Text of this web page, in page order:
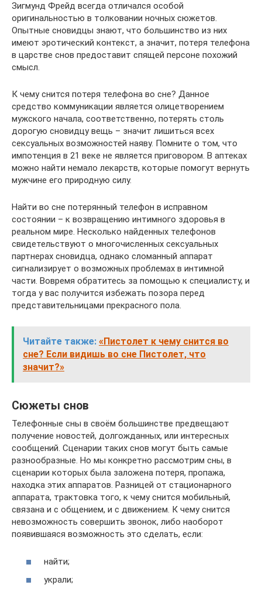
Зигмунд Фрейд всегда отличался особой
оригинальностью в толковании ночных сюжетов.
Опытные сновидцы знают, что большинство из них
имеют эротический контекст, а значит, потеря телефона
в царстве снов предоставит спящей персоне похожий
смысл.
К чему снится потеря телефона во сне? Данное
средство коммуникации является олицетворением
мужского начала, соответственно, потерять столь
дорогую сновидцу вещь – значит лишиться всех
сексуальных возможностей наяву. Помните о том, что
импотенция в 21 веке не является приговором. В аптеках
можно найти немало лекарств, которые помогут вернуть
мужчине его природную силу.
Найти во сне потерянный телефон в исправном
состоянии – к возвращению интимного здоровья в
реальном мире. Несколько найденных телефонов
свидетельствуют о многочисленных сексуальных
партнерах сновидца, однако сломанный аппарат
сигнализирует о возможных проблемах в интимной
части. Вовремя обратитесь за помощью к специалисту, и
тогда у вас получится избежать позора перед
представительницами прекрасного пола.
Читайте также: «Пистолет к чему снится во
сне? Если видишь во сне Пистолет, что
значит?»
Сюжеты снов
Телефонные сны в своём большинстве предвещают
получение новостей, долгожданных, или интересных
сообщений. Сценарии таких снов могут быть самые
разнообразные. Но мы конкретно рассмотрим сны, в
сценарии которых была заложена потеря, пропажа,
находка этих аппаратов. Разницей от стационарного
аппарата, трактовка того, к чему снится мобильный,
связана и с общением, и с движением. К чему снится
невозможность совершить звонок, либо наоборот
появившаяся возможность это сделать, если:
найти;
украли;